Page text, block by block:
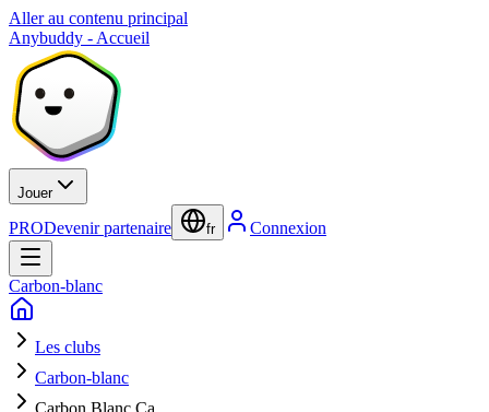
Aller au contenu principal
Anybuddy - Accueil
Jouer
PRODevenir partenaire fr Connexion
Carbon-blanc
Les clubs
Carbon-blanc
Carbon Blanc Ca